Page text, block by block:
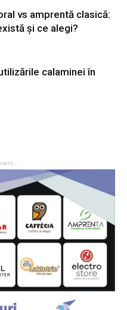
vs amprentă clasică:
și ce alegi?
calaminei în
-